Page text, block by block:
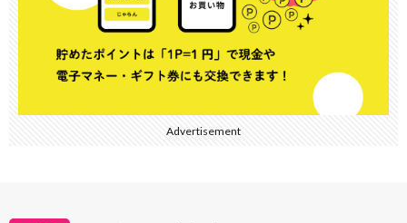
Advertisement